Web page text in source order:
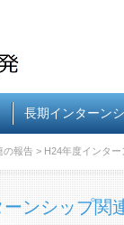
長期インターン
の報告 > H24年度インタ
ンシップ関